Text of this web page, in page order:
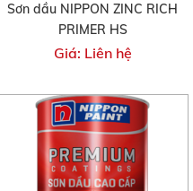
Sơn dầu NIPPON ZINC RICH
PRIMER HS
Giá: Liên hệ